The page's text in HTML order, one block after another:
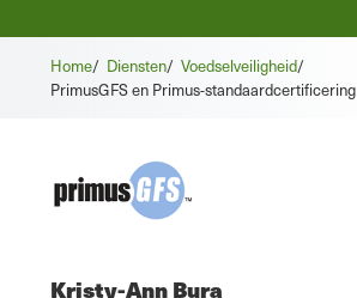
Home/ Diensten/ Voedselveiligheid/
PrimusGFS en Primus-standaardcertificering
Kristy-Ann Bura